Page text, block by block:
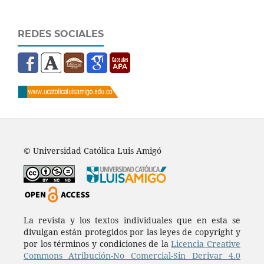
REDES SOCIALES
© Universidad Católica Luis Amigó
La revista y los textos individuales que en esta se
divulgan están protegidos por las leyes de copyright y
por los términos y condiciones de laLicencia Creative
Commons Atribución-No Comercial-Sin Derivar 4.0